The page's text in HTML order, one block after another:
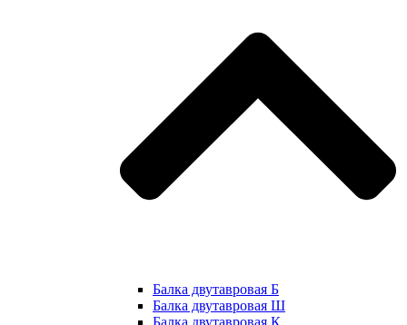
Балка двутавровая Б
Балка двутавровая Ш
Балка двутавровая К